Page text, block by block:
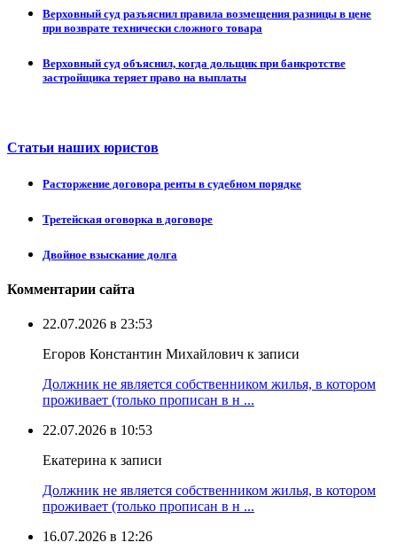
Верховный суд разъяснил правила возмещения разницы в цене
при возврате технически сложного товара
Верховный суд объяснил, когда дольщик при банкротстве
застройщика теряет право на выплаты
Статьи наших юристов
Расторжение договора ренты в судебном порядке
Третейская оговорка в договоре
Двойное взыскание долга
Комментарии сайта
22.07.2026 в 23:53
Егоров Константин Михайлович к записи
Должник не является собственником жилья, в котором
проживает (только прописан в н ...
22.07.2026 в 10:53
Екатерина к записи
Должник не является собственником жилья, в котором
проживает (только прописан в н ...
16.07.2026 в 12:26